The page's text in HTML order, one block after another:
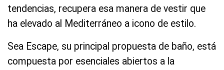
tendencias, recupera esa manera de vestir que
ha elevado al Mediterráneo a icono de estilo.
Sea Escape, su principal propuesta de baño, está
compuesta por esenciales abiertos a la